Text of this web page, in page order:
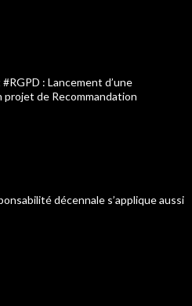
: Lancement d’une
de Recommandation
décennale s’applique aussi